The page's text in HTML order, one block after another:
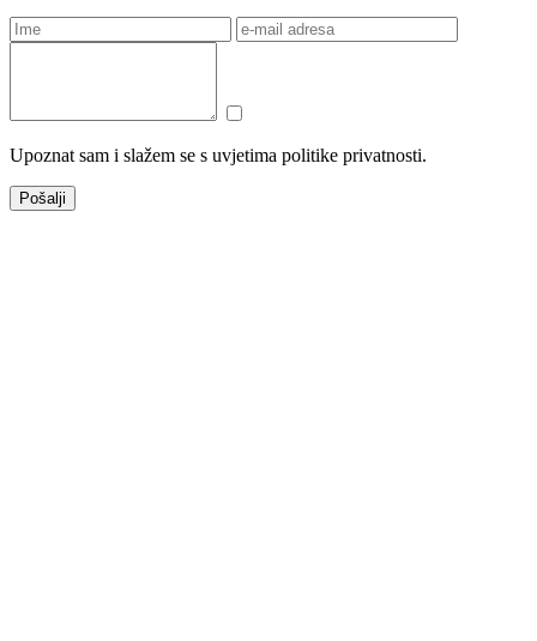
Upoznat sam i slažem se s uvjetima politike privatnosti.
Pošalji